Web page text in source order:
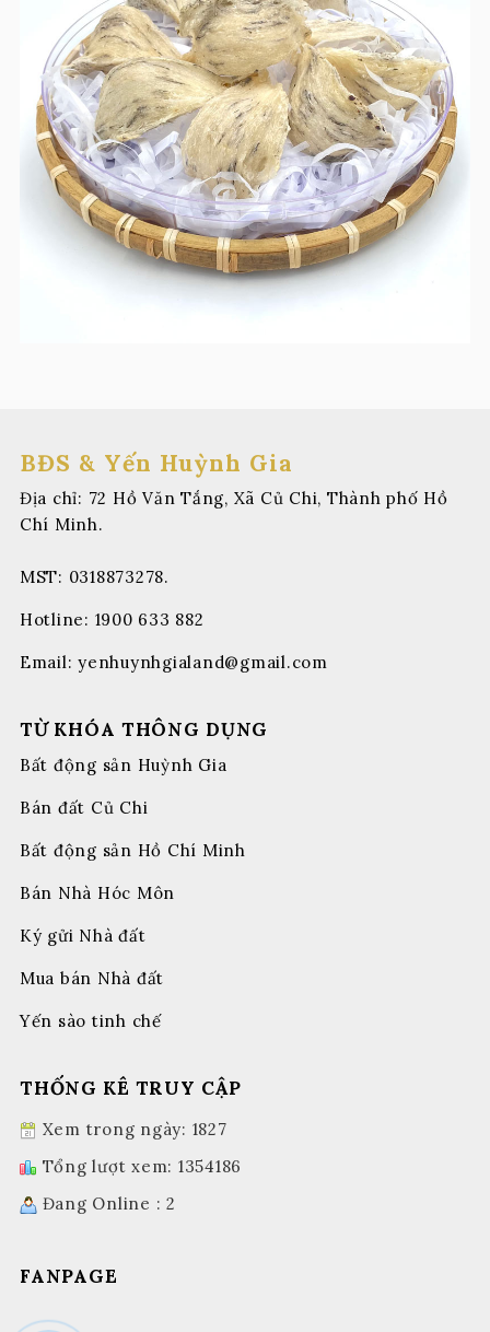
BĐS & Yến Huỳnh Gia
Địa chỉ: 72 Hồ Văn Tắng, Xã Củ Chi, Thành phố Hồ
Chí Minh.
MST: 0318873278.
Hotline: 1900 633 882
Email:yenhuynhgialand@gmail.com
TỪ KHÓA THÔNG DỤNG
Bất động sản Huỳnh Gia
Bán đất Củ Chi
Bất động sản Hồ Chí Minh
Bán Nhà Hóc Môn
Ký gửi Nhà đất
Mua bán Nhà đất
Yến sào tinh chế
THỐNG KÊ TRUY CẬP
Xem trong ngày: 1827
Tổng lượt xem: 1354186
Đang Online : 2
FANPAGE